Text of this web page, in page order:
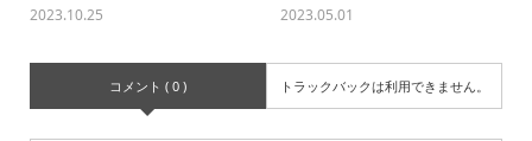
2023.10.25 2023.05.01
コメント ( 0 ) トラックバックは利用できません。